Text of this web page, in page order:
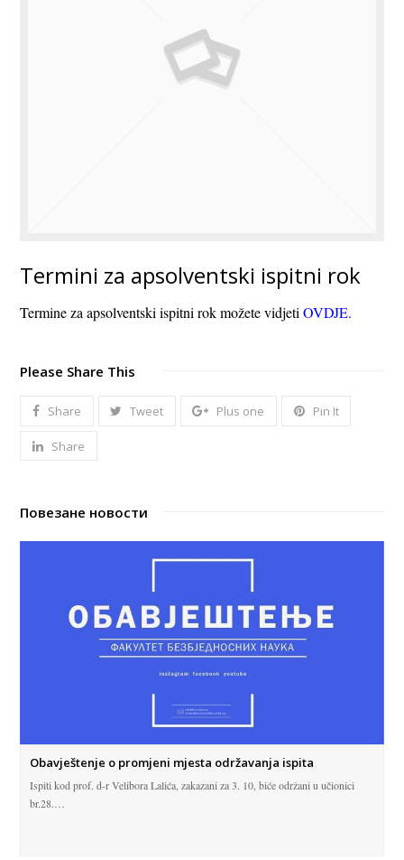
Termini za apsolventski ispitni rok
Termine za apsolventski ispitni rok možete vidjetiOVDJE.
Please Share This
Share Tweet Plus one Pin It
Share
Повезане новости
Obavještenje o promjeni mjesta održavanja ispita
Ispiti kod prof. d-r Velibora Lalića, zakazani za 3. 10, biće održani u učionici
br.28.…